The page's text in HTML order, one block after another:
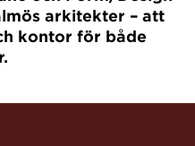
arkitekter – att
kontor för både